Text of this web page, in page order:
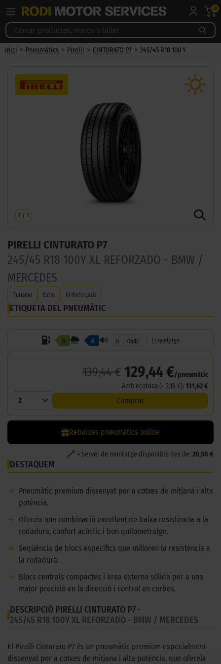
0
Inici > Pneumàtics > Pirelli > CINTURATO P7 > 245/45 R18 100 Y
1 / 1
PIRELLI CINTURATO P7
245/45 R18 100Y XL REFORZADO - BMW /
MERCEDES
Turisme Estiu Xl-Reforçada
ETIQUETA DEL PNEUMÀTIC
B A B 70dB Etiquetatge
139,44 € 129,44 €/pneumàtic
Amb ecotasa (+ 2,18 €): 131,62 €
2 Comprar
Rebaixes pneumàtics online
+ Servei de muntatge disponible des de: 20,50 €
DESTAQUEM
➜
Pneumàtic premium dissenyat per a cotxes de mitjana i alta
potència.
➜
Ofereix una combinació excel·lent de baixa resistència a la
rodadura, confort acústic i bon quilometratge.
➜
Seqüència de blocs específics que milloren la resistència a
la rodadura.
➜
Blocs centrals compactes i àrea externa sòlida per a una
major precisió en la direcció i control en corbes.
DESCRIPCIÓ PIRELLI CINTURATO P7 -
245/45 R18 100Y XL REFORZADO - BMW / MERCEDES
El Pirelli Cinturato P7 és un pneumàtic premium especialment
dissenyat per a cotxes de mitjana i alta potència, que ofereix